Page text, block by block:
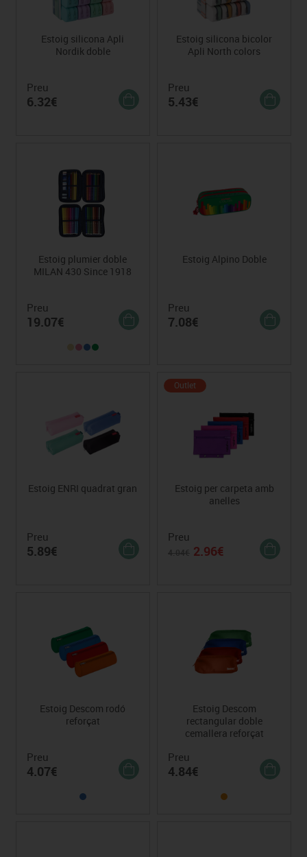
Estoig silicona Apli
Nordik doble
Preu
6.32€
Estoig silicona bicolor
Apli North colors
Preu
5.43€
Estoig plumier doble
MILAN 430 Since 1918
Preu
19.07€
Estoig Alpino Doble
Preu
7.08€
Estoig ENRI quadrat gran
Preu
5.89€
Outlet
Estoig per carpeta amb
anelles
Preu
2.96€
Estoig Descom rodó
reforçat
Preu
4.07€
Estoig Descom
rectangular doble
cemallera reforçat
Preu
4.84€